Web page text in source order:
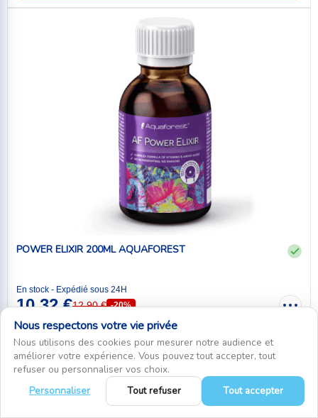
POWER ELIXIR 200ML AQUAFOREST
En stock - Expédié sous 24H
10,32 €12,90 € -20%
Ajouter au panier
Nous respectons votre vie privée
Nous utilisons des cookies pour mesurer notre audience et
améliorer votre expérience. Vous pouvez tout accepter, tout
refuser ou personnaliser vos choix.
Personnaliser
Tout refuser Tout accepter